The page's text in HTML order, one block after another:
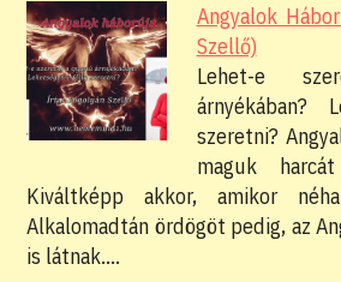
Angyalok
Szellő)
Lehet-e
árnyékában?
szeretni?
maguk
Kiváltképp akkor, amikor
Alkalomadtán ördögöt pedig, az
is látnak.…